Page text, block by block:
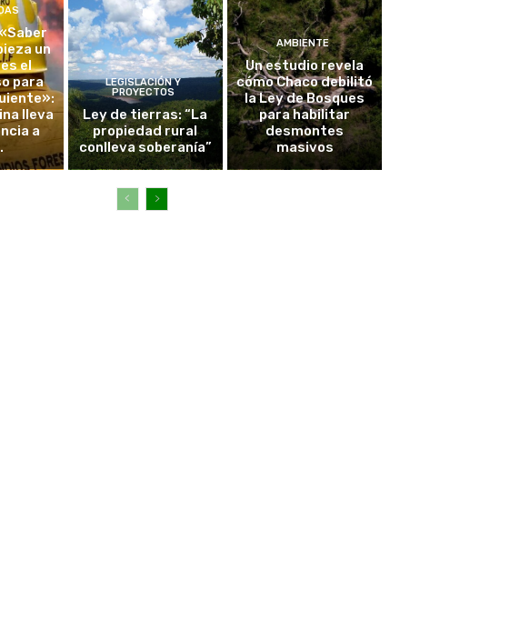
un
el
para
lleva
a
LEGISLACIÓN Y
PROYECTOS
Ley de tierras: “La
propiedad rural
conlleva soberanía”
AMBIENTE
Un estudio revela
cómo Chaco debilitó
la Ley de Bosques
para habilitar
desmontes
masivos